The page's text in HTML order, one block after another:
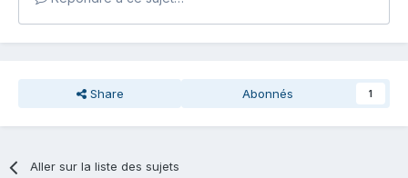
Share Abonnés 1
Aller sur la liste des sujets